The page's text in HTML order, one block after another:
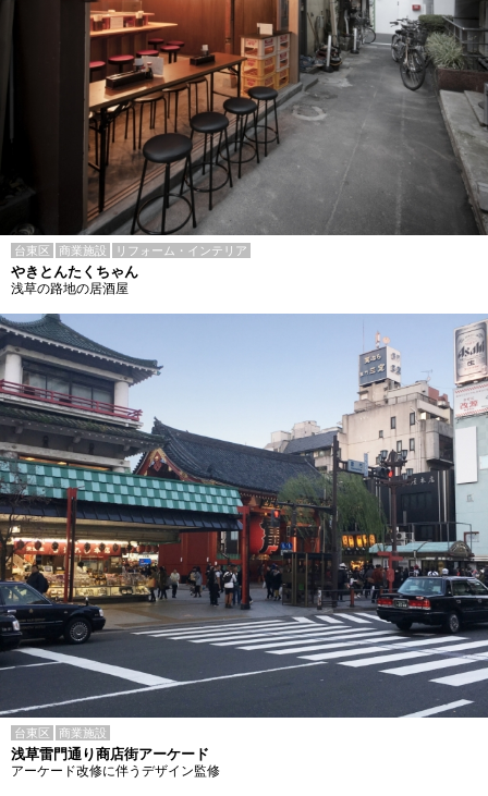
台東区 商業施設 リフォーム・インテリア
やきとんたくちゃん
浅草の路地の居酒屋
台東区 商業施設
浅草雷門通り商店街アーケード
アーケード改修に伴うデザイン監修